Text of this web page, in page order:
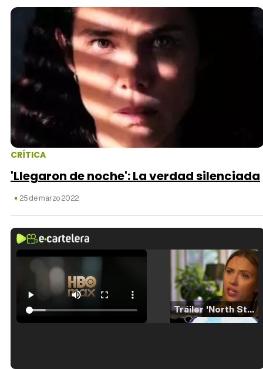
CRÍTICA
'Llegaron de noche': La verdad silenciada
25 de marzo 2022
Tráiler 'North Star' (2023)